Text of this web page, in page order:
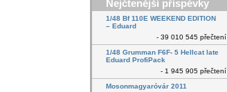
Nejčtenější příspěvky
1/48 Bf 110E WEEKEND EDITION
– Eduard
- 39 010 545 přečtení
1/48 Grumman F6F- 5 Hellcat late
Eduard ProfiPack
- 1 945 905 přečtení
Mosonmagyaróvár 2011